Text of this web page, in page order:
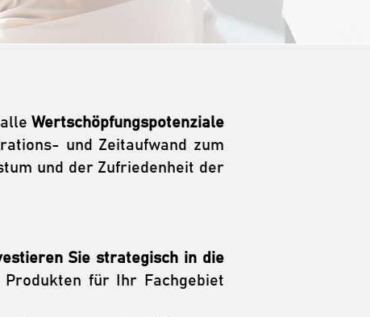
alleWertschöpfungspotenziale
und Zeitaufwand zum
und der Zufriedenheit der
Sie strategisch in die
für Ihr Fachgebiet